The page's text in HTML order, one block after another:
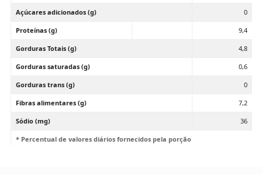
Açúcares adicionados (g) 0
Proteínas (g) 9,4
Gorduras Totais (g) 4,8
Gorduras saturadas (g) 0,6
Gorduras trans (g) 0
Fibras alimentares (g) 7,2
Sódio (mg) 36
* Percentual de valores diários fornecidos pela porção